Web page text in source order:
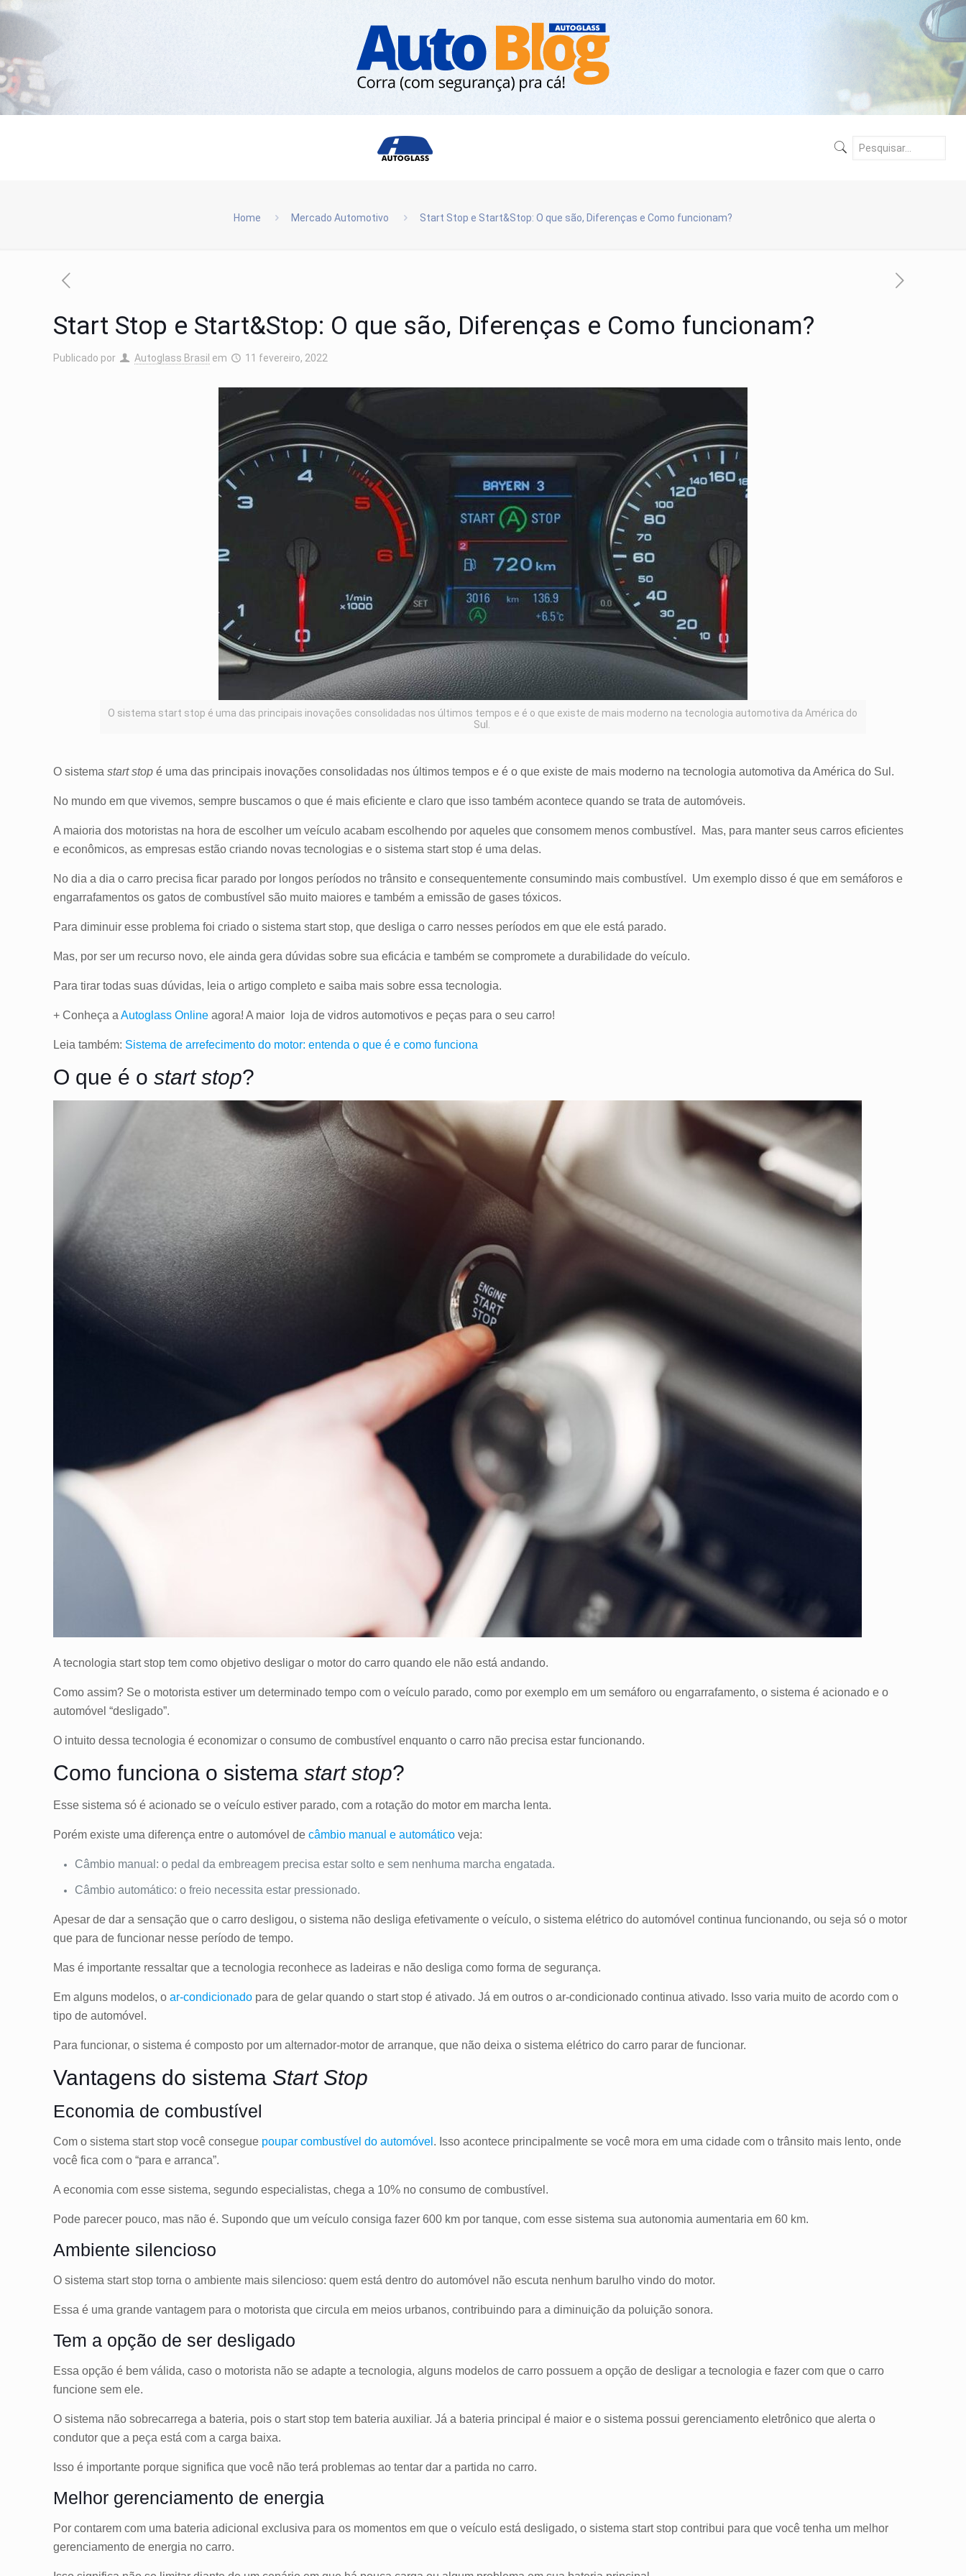
Home Mercado Automotivo Start Stop e Start&Stop: O que são, Diferenças e Como funcionam?
Start Stop e Start&Stop: O que são, Diferenças e Como funcionam?
Publicado por Autoglass Brasil em 11 fevereiro, 2022
O sistema start stop é uma das principais inovações consolidadas nos últimos tempos e é o que existe de mais moderno na tecnologia automotiva da América do
Sul.
O sistemastart stop é uma das principais inovações consolidadas nos últimos tempos e é o que existe de mais moderno na tecnologia automotiva da América do Sul.
No mundo em que vivemos, sempre buscamos o que é mais eficiente e claro que isso também acontece quando se trata de automóveis.
A maioria dos motoristas na hora de escolher um veículo acabam escolhendo por aqueles que consomem menos combustível.
Mas, para manter seus carros eficientes
e econômicos, as empresas estão criando novas tecnologias e o sistema start stop é uma delas.
No dia a dia o carro precisa ficar parado por longos períodos no trânsito e consequentemente consumindo mais combustível. Um exemplo disso é que em semáforos e
engarrafamentos os gatos de combustível são muito maiores e também a emissão de gases tóxicos.
Para diminuir esse problema foi criado o sistema start stop, que desliga o carro nesses períodos em que ele está parado.
Mas, por ser um recurso novo, ele ainda gera dúvidas sobre sua eficácia e também se compromete a durabilidade do veículo.
Para tirar todas suas dúvidas, leia o artigo completo e saiba mais sobre essa tecnologia.
+ Conheça aAutoglass Online agora! A maior loja de vidros automotivos e peças para o seu carro!
Leia também: Sistema de arrefecimento do motor: entenda o que é e como funciona
O que é ostart stop?
A tecnologia start stop tem como objetivo desligar o motor do carro quando ele não está andando.
Como assim? Se o motorista estiver um determinado tempo com o veículo parado, como por exemplo em um semáforo ou engarrafamento, o sistema é acionado e o
automóvel “desligado”.
O intuito dessa tecnologia é economizar o consumo de combustível enquanto o carro não precisa estar funcionando.
Como funciona o sistemastart stop?
Esse sistema só é acionado se o veículo estiver parado, com a rotação do motor em marcha lenta.
Porém existe uma diferença entre o automóvel decâmbio manual e automático veja:
Câmbio manual: o pedal da embreagem precisa estar solto e sem nenhuma marcha engatada.
Câmbio automático: o freio necessita estar pressionado.
Apesar de dar a sensação que o carro desligou, o sistema não desliga efetivamente o veículo, o sistema elétrico do automóvel continua funcionando, ou seja só o motor
que para de funcionar nesse período de tempo.
Mas é importante ressaltar que a tecnologia reconhece as ladeiras e não desliga como forma de segurança.
Em alguns modelos, oar-condicionado para de gelar quando o start stop é ativado. Já em outros o ar-condicionado continua ativado. Isso varia muito de acordo com o
tipo de automóvel.
Para funcionar, o sistema é composto por um alternador-motor de arranque, que não deixa o sistema elétrico do carro parar de funcionar.
Vantagens do sistema Start Stop
Economia de combustível
Com o sistema start stop você consegue poupar combustível do automóvel . Isso acontece principalmente se você mora em uma cidade com o trânsito mais lento, onde
você fica com o “para e arranca”.
A economia com esse sistema, segundo especialistas, chega a 10% no consumo de combustível.
Pode parecer pouco, mas não é. Supondo que um veículo consiga fazer 600 km por tanque, com esse sistema sua autonomia aumentaria em 60 km.
Ambiente silencioso
O sistema start stop torna o ambiente mais silencioso: quem está dentro do automóvel não escuta nenhum barulho vindo do motor.
Essa é uma grande vantagem para o motorista que circula em meios urbanos, contribuindo para a diminuição da poluição sonora.
Tem a opção de ser desligado
Essa opção é bem válida, caso o motorista não se adapte a tecnologia, alguns modelos de carro possuem a opção de desligar a tecnologia e fazer com que o carro
funcione sem ele.
O sistema não sobrecarrega a bateria, pois o start stop tem bateria auxiliar. Já a bateria principal é maior e o sistema possui gerenciamento eletrônico que alerta o
condutor que a peça está com a carga baixa.
Isso é importante porque significa que você não terá problemas ao tentar dar a partida no carro.
Melhor gerenciamento de energia
Por contarem com uma bateria adicional exclusiva para os momentos em que o veículo está desligado, o sistema start stop contribui para que você tenha um melhor
gerenciamento de energia no carro.